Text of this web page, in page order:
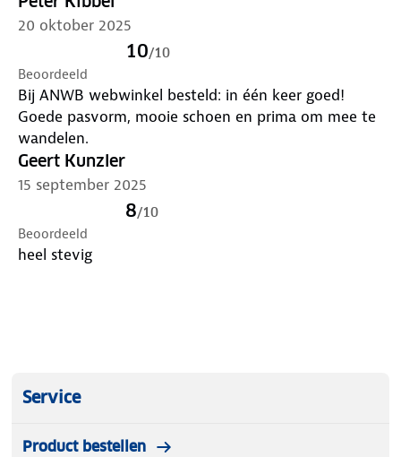
20 oktober 2025
10/10
Beoordeeld
Bij ANWB webwinkel besteld: in één keer goed!
Goede pasvorm, mooie schoen en prima om mee te
wandelen.
Geert Kunzler
15 september 2025
8/10
Beoordeeld
heel stevig
Service
Product bestellen